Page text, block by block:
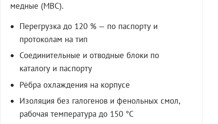
медные (МВС).
Перегрузка до 120 % — по паспорту и
протоколам на тип
Соединительные и отводные блоки по
каталогу и паспорту
Рёбра охлаждения на корпусе
Изоляция без галогенов и фенольных смол,
рабочая температура до 150 °C